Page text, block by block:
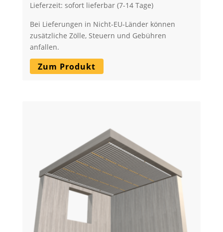
Lieferzeit: sofort lieferbar (7-14 Tage)
Bei Lieferungen in Nicht-EU-Länder können
zusätzliche Zölle, Steuern und Gebühren
anfallen.
Zum Produkt